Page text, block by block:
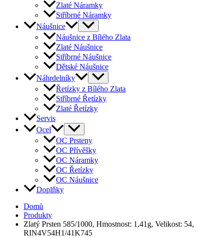
Zlaté Náramky
Stříbrné Náramky
Náušnice
Náušnice z Bílého Zlata
Zlaté Náušnice
Stříbrné Náušnice
Dětské Náušnice
Náhrdelníky
Řetízky z Bílého Zlata
Stříbrné Řetízky
Zlaté Řetízky
Servis
Ocel
OC Prsteny
OC Přívěšky
OC Náramky
OC Řetízky
OC Náušnice
Doplňky
Domů
Produkty
Zlatý Prsten 585/1000, Hmostnost: 1,41g, Velikost: 54,
RIN4V54H1/41K745